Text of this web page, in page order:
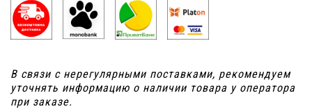
В связи с нерегулярными поставками, рекомендуем
уточнять информацию о наличии товара у оператора
при заказе.